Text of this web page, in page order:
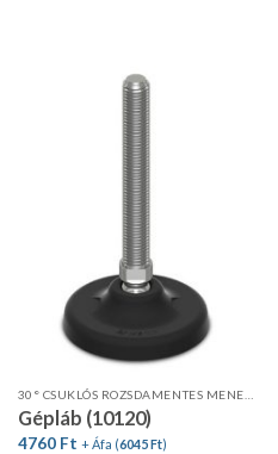
Gépláb (10120)
4760 Ft + Áfa (6045Ft)